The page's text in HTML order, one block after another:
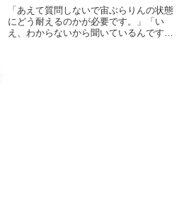
「あえて質問しないで宙ぶらりんの状態
にどう耐えるのかが必要です。」「い
え、わからないから聞いているんです